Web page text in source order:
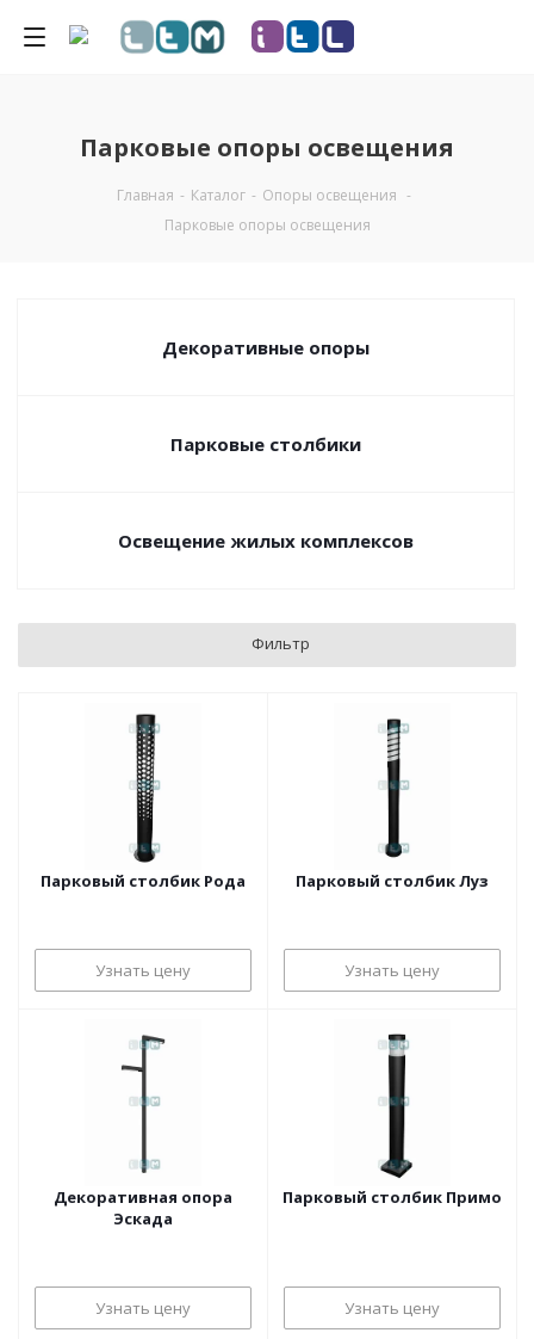
Парковые опоры освещения
Главная - Каталог - Опоры освещения -
Парковые опоры освещения
Декоративные опоры
Парковые столбики
Освещение жилых комплексов
Фильтр
Парковый столбик Рода
Узнать цену
Парковый столбик Луз
Узнать цену
Декоративная опора
Эскада
Узнать цену
Парковый столбик Примо
Узнать цену